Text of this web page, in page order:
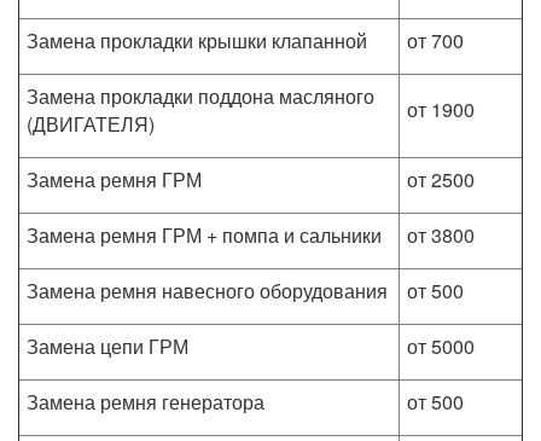
Замена прокладки крышки клапанной
от 700
Замена прокладки поддона масляного
(ДВИГАТЕЛЯ)
от 1900
Замена ремня ГРМ
от 2500
Замена ремня ГРМ + помпа и сальники
от 3800
Замена ремня навесного оборудования
от 500
Замена цепи ГРМ
от 5000
Замена ремня генератора
от 500